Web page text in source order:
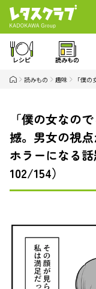
レシピ 読みもの
読みもの 趣味 「僕
「僕の女なの
撼。男女の視
ホラーになる
102/154）